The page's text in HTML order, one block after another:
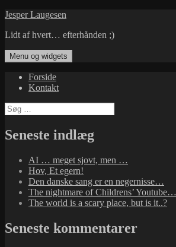
Hop
indhold
Jesper Laugesen
Lidt af hvert… efterhånden ;)
Menu og widgets
Forside
Kontakt
Søg
efter:
Seneste indlæg
AI … meget sjovt, men …
Hov, Et egern!
Den danske sang er en negernisse…
The nightmare of Childrens’ Youtube…
The world is a scary place, but is it..?
Seneste kommentarer